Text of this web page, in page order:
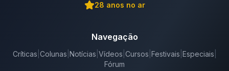
28 anos no ar
Navegação
Críticas Colunas Notícias Vídeos Cursos Festivais Especiais
Fórum